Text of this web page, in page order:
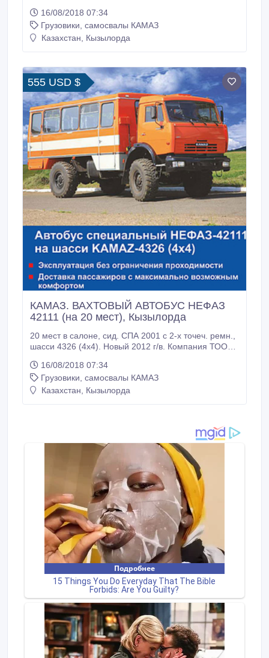
зарекомендовала себя, как надежный,
своевременный партнер и поставщик самосвалов,
бортовых тягачей, седельных тягачей, спецтехники
16/08/2018 07:34
Грузовики, самосвалы КАМАЗ
Казахстан, Кызылорда
555 USD $
КАМАЗ. ВАХТОВЫЙ АВТОБУС НЕФАЗ
42111 (на 20 мест), Кызылорда
20 мест в салоне, сид. СПА 2001 с 2-х точеч. ремн.,
шасси 4326 (4х4). Новый 2012 г/в. Компания ТОО
надежный, своевременный партнер и поставщик
самосвалов, бортовых тягачей, седельных тягачей,
спецтехники КАМАЗ и другой техники на шасси
16/08/2018 07:34
Грузовики, самосвалы КАМАЗ
Казахстан, Кызылорда